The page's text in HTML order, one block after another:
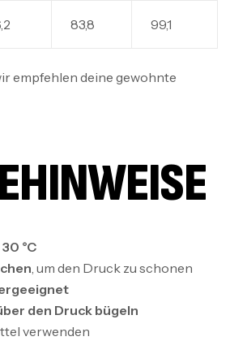
83,8 99,1
empfehlen deine gewohnte
30 °C
, um den Druck zu schonen
den Druck bügeln
verwenden